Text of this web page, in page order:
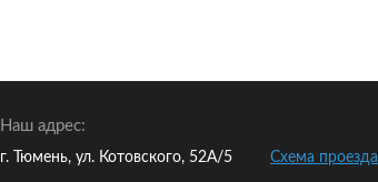
Наш адрес:
г. Тюмень, ул. Котовского, 52А/5 Схема проезда